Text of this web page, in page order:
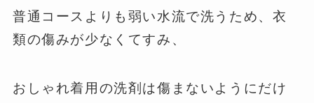
普通コースよりも弱い水流で洗うため、衣
類の傷みが少なくてすみ、
おしゃれ着用の洗剤は傷まないようにだけ